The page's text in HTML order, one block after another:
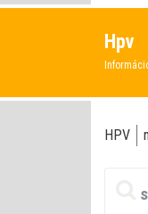
Hpv
HPV